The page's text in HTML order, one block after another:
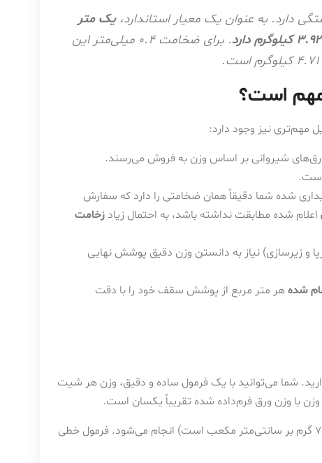
دارد. به عنوان یک معیار استاندارد،یک متر
. برای ضخامت ۰.۴ میلی‌متر این
مهم است؟
مهم‌تری نیز وجود دارد:
شیروانی بر اساس وزن به فروش می‌رسند.
است.
شده شما دقیقاً همان ضخامتی را دارد که سفارش
اعلام شده مطابقت نداشته باشد، به احتمال زیاد زخامت
زیرسازی) نیاز به دانستن وزن دقیق پوشش نهایی
شدههر متر مربع از پوشش سقف خود را با دقت
شما می‌توانید با یک فرمول ساده و دقیق، وزن هر شیت
با وزن ورق فرم‌داده شده تقریباً یکسان است.
وزن ورق‌های فولادی با استفاده از چگالی آهن (که تقریباً ۷.۸۵ گرم بر سانتی‌متر مکعب است) انجام می‌شود. فرمول خطی